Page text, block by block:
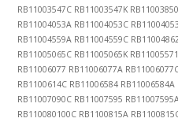
RB11003547C RB11003547K
RB11004053A RB11004053C
RB11004559A RB11004559C
RB11005065C RB11005065K
RB11006077 RB11006077A
RB1100614C RB11006584
RB11007090C RB11007595
RB110080100C RB1100815A